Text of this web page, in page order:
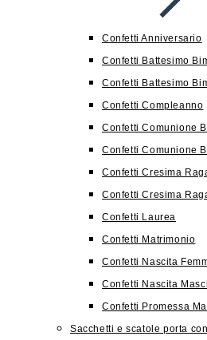
Confetti Anniversario
Confetti Battesimo
Confetti Battesimo
Confetti Compleanno
Confetti Comunione
Confetti Comunione
Confetti Cresima
Confetti Cresima
Confetti Laurea
Confetti Matrimonio
Confetti Nascita
Confetti Nascita
Confetti Promessa
Sacchetti e scatole porta